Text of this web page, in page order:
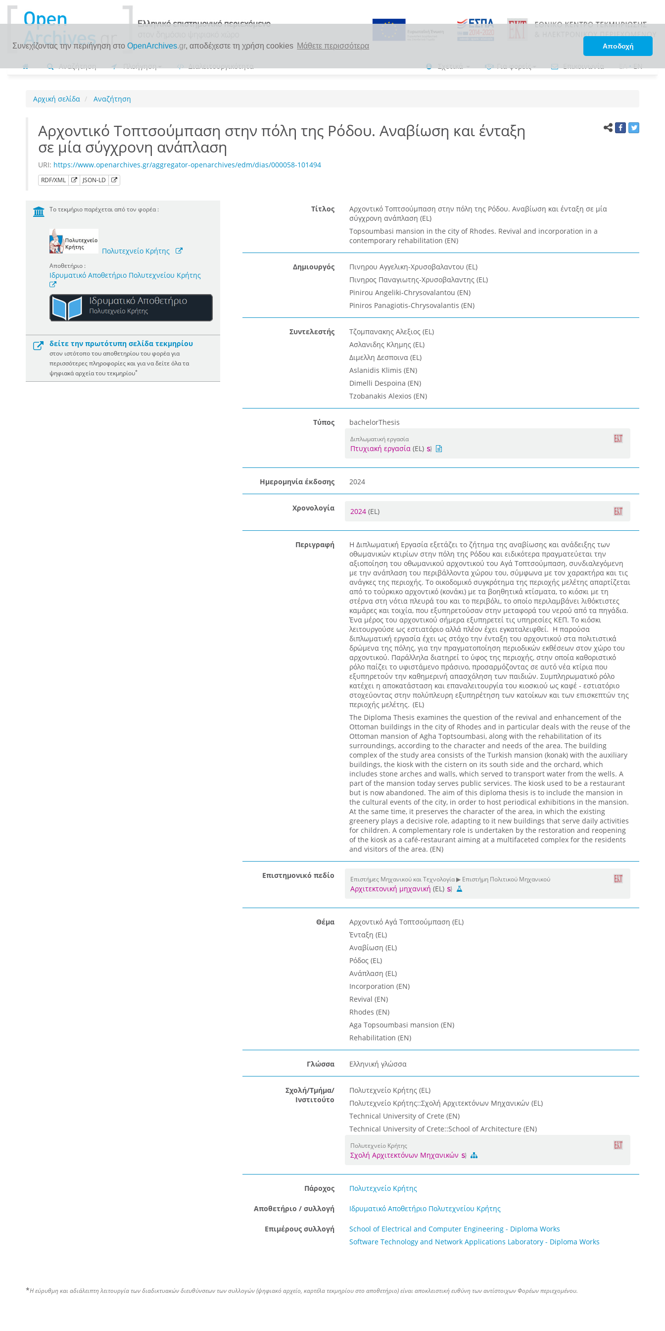
Συνεχίζοντας την περιήγηση στο OpenArchives.gr, αποδέχεστε τη χρήση cookies Μάθετε περισσότερα Αποδοχή
Αναζήτηση Πλοήγηση Διαλειτουργικότητα Σχετικά Για φορείς Επικοινωνία ΕΛ•EN
Αρχική σελίδα Αναζήτηση
Αρχοντικό Τοπτσούμπαση στην πόλη της Ρόδου. Αναβίωση και ένταξη
σε μία σύγχρονη ανάπλαση
URI: https://www.openarchives.gr/aggregator-openarchives/edm/dias/000058-101494
RDF/XML JSON-LD
Το τεκμήριο παρέχεται από τον φορέα :
Πολυτεχνείο Κρήτης
Αποθετήριο :
Ιδρυματικό Αποθετήριο Πολυτεχνείου Κρήτης
δείτε την πρωτότυπη σελίδα τεκμηρίου
στον ιστότοπο του αποθετηρίου του φορέα για
περισσότερες πληροφορίες και για να δείτε όλα τα
ψηφιακά αρχεία του τεκμηρίου*
Τίτλος
Αρχοντικό Τοπτσούμπαση στην πόλη της Ρόδου. Αναβίωση και ένταξη σε μία
σύγχρονη ανάπλαση (EL)
Topsoumbasi mansion in the city of Rhodes. Revival and incorporation in a
contemporary rehabilitation (EN)
Δημιουργός
Πινηρου Αγγελικη-Χρυσοβαλαντου (EL)
Πινηρος Παναγιωτης-Χρυσοβαλαντης (EL)
Pinirou Angeliki-Chrysovalantou (EN)
Piniros Panagiotis-Chrysovalantis (EN)
Συντελεστής
Τζομπανακης Αλεξιος (EL)
Ασλανιδης Κλημης (EL)
Διμελλη Δεσποινα (EL)
Aslanidis Klimis (EN)
Dimelli Despoina (EN)
Tzobanakis Alexios (EN)
Τύπος bachelorThesis
Διπλωματική εργασία
Πτυχιακή εργασία(EL)
Ημερομηνία έκδοσης 2024
Χρονολογία 2024 (EL)
Περιγραφή
Η Διπλωματική Εργασία εξετάζει το ζήτημα της αναβίωσης και ανάδειξης των
οθωμανικών κτιρίων στην πόλη της Ρόδου και ειδικότερα πραγματεύεται την
αξιοποίηση του οθωμανικού αρχοντικού του Αγά Τοπτσούμπαση, συνδιαλεγόμενη
με την ανάπλαση του περιβάλλοντα χώρου του, σύμφωνα με τον χαρακτήρα και τις
ανάγκες της περιοχής. Το οικοδομικό συγκρότημα της περιοχής μελέτης απαρτίζεται
από το τούρκικο αρχοντικό (κονάκι) με τα βοηθητικά κτίσματα, το κιόσκι με τη
στέρνα στη νότια πλευρά του και το περιβόλι, το οποίο περιλαμβάνει λιθόκτιστες
καμάρες και τοιχία, που εξυπηρετούσαν στην μεταφορά του νερού από τα πηγάδια.
Ένα μέρος του αρχοντικού σήμερα εξυπηρετεί τις υπηρεσίες ΚΕΠ. Το κιόσκι
λειτουργούσε ως εστιατόριο αλλά πλέον έχει εγκαταλειφθεί. Η παρούσα
διπλωματική εργασία έχει ως στόχο την ένταξη του αρχοντικού στα πολιτιστικά
δρώμενα της πόλης, για την πραγματοποίηση περιοδικών εκθέσεων στον χώρο του
αρχοντικού. Παράλληλα διατηρεί το ύφος της περιοχής, στην οποία καθοριστικό
ρόλο παίζει το υφιστάμενο πράσινο, προσαρμόζοντας σε αυτό νέα κτίρια που
εξυπηρετούν την καθημερινή απασχόληση των παιδιών. Συμπληρωματικό ρόλο
κατέχει η αποκατάσταση και επαναλειτουργία του κιοσκιού ως καφέ - εστιατόριο
στοχεύοντας στην πολύπλευρη εξυπηρέτηση των κατοίκων και των επισκεπτών της
περιοχής μελέτης. (EL)
The Diploma Thesis examines the question of the revival and enhancement of the
Ottoman buildings in the city of Rhodes and in particular deals with the reuse of the
Ottoman mansion of Agha Toptsoumbasi, along with the rehabilitation of its
surroundings, according to the character and needs of the area. The building
complex of the study area consists of the Turkish mansion (konak) with the auxiliary
buildings, the kiosk with the cistern on its south side and the orchard, which
includes stone arches and walls, which served to transport water from the wells. A
part of the mansion today serves public services. The kiosk used to be a restaurant
but is now abandoned. The aim of this diploma thesis is to include the mansion in
the cultural events of the city, in order to host periodical exhibitions in the mansion.
At the same time, it preserves the character of the area, in which the existing
greenery plays a decisive role, adapting to it new buildings that serve daily activities
for children. A complementary role is undertaken by the restoration and reopening
of the kiosk as a café-restaurant aiming at a multifaceted complex for the residents
and visitors of the area. (EN)
Επιστημονικό πεδίο Επιστήμες Μηχανικού και Τεχνολογία ▶ Επιστήμη Πολιτικού Μηχανικού
Αρχιτεκτονική μηχανική (EL)
Θέμα
Αρχοντικό Αγά Τοπτσούμπαση (EL)
Ένταξη (EL)
Αναβίωση (EL)
Ρόδος (EL)
Ανάπλαση (EL)
Incorporation (EN)
Revival (EN)
Rhodes (EN)
Aga Topsoumbasi mansion (EN)
Rehabilitation (EN)
Γλώσσα Ελληνική γλώσσα
Σχολή/Τμήμα/
Ινστιτούτο
Πολυτεχνείο Κρήτης (EL)
Πολυτεχνείο Κρήτης::Σχολή Αρχιτεκτόνων Μηχανικών (EL)
Technical University of Crete (EN)
Technical University of Crete::School of Architecture (EN)
Πολυτεχνείο Κρήτης
Σχολή Αρχιτεκτόνων Μηχανικών
Πάροχος Πολυτεχνείο Κρήτης
Αποθετήριο / συλλογή Ιδρυματικό Αποθετήριο Πολυτεχνείου Κρήτης
Επιμέρους συλλογή
School of Electrical and Computer Engineering - Diploma Works
Software Technology and Network Applications Laboratory - Diploma Works
*Η εύρυθμη και αδιάλειπτη λειτουργία των διαδικτυακών διευθύνσεων των συλλογών (ψηφιακό αρχείο, καρτέλα τεκμηρίου στο αποθετήριο) είναι αποκλειστική ευθύνη των αντίστοιχων Φορέων περιεχομένου.